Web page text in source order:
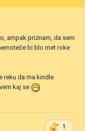
ampak priznam, da sem
bi blo met roke
reku da ma kindle
kaj se
1